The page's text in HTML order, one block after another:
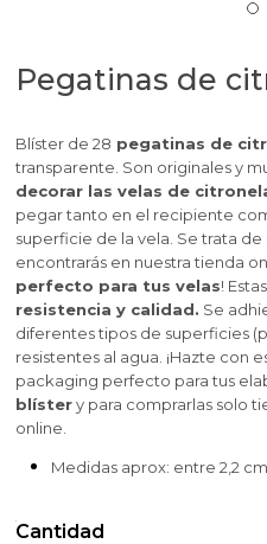
Pegatinas de
Blíster de 28 pegatinas de
transparente. Son originales y
decorar las velas de
pegar tanto en el recipiente
superficie de la vela. Se trata
encontrarás en nuestra tienda
perfecto para tus velas!
resistencia y calidad. Se
diferentes tipos de superficies
resistentes al agua. ¡Hazte con
packaging perfecto para tus
blístery para comprarlas solo
online.
Medidas aprox: entre 2,2
Cantidad